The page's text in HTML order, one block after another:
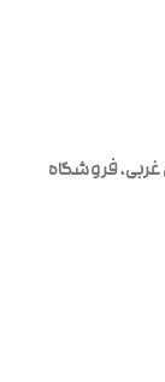
غربی، فروشگاه